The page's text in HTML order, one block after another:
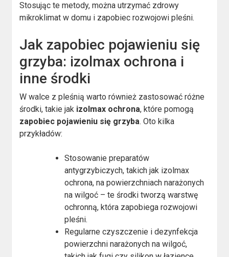
Stosując te metody, można utrzymać zdrowy
mikroklimat w domu i zapobiec rozwojowi pleśni.
Jak zapobiec pojawieniu się
grzyba: izolmax ochrona i
inne środki
W walce z pleśnią warto również zastosować różne
środki, takie jak izolmax ochrona, które pomogą
zapobiec pojawieniu się grzyba. Oto kilka
przykładów:
Stosowanie preparatów
antygrzybiczych, takich jak izolmax
ochrona, na powierzchniach narażonych
na wilgoć – te środki tworzą warstwę
ochronną, która zapobiega rozwojowi
pleśni.
Regularne czyszczenie i dezynfekcja
powierzchni narażonych na wilgoć,